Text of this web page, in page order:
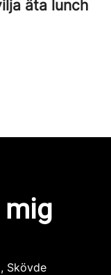
äta lunch
Skövde